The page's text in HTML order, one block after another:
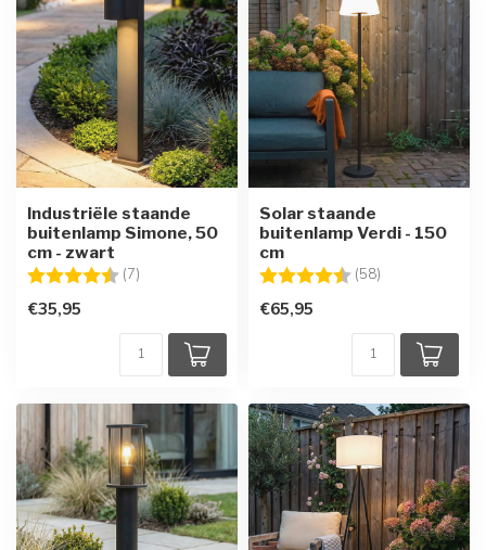
Industriële staande
buitenlamp Simone, 50
cm - zwart
Beoordeling: (7)
€35,95
Solar staande
buitenlamp Verdi - 150
cm
Beoordeling: (58)
€65,95